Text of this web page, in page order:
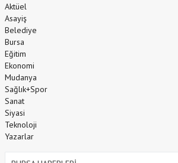
Aktüel
Asayiş
Belediye
Bursa
Eğitim
Ekonomi
Mudanya
Sağlık+Spor
Sanat
Siyasi
Teknoloji
Yazarlar